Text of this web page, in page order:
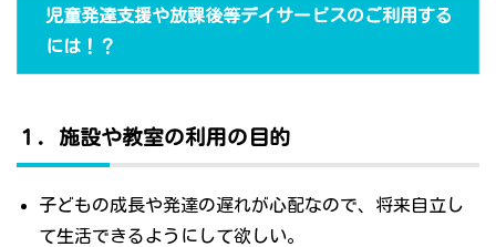
児童発達支援や放課後等デイサービスのご利用する
には！？
１．施設や教室の利用の目的
子どもの成長や発達の遅れが心配なので、将来自立し
て生活できるようにして欲しい。